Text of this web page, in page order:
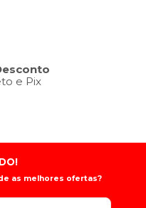
e Pix
as melhores ofertas?